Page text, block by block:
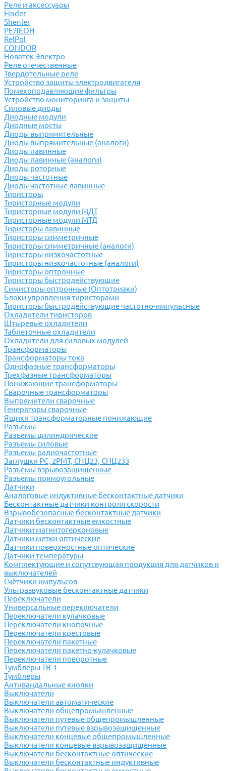
Реле и аксессуары
Finder
Shenler
РЕЛЕОН
RelPol
CONDOR
Новатек Электро
Реле отечественные
Твердотельные реле
Устройство защиты электродвигателя
Помехоподавляющие фильтры
Устройство мониторинга и защиты
Силовые диоды
Диодные модули
Диодные мосты
Диоды выпрямительные
Диоды выпрямительные (аналоги)
Диоды лавинные
Диоды лавинные (аналоги)
Диоды роторные
Диоды частотные
Диоды частотные лавинные
Тиристоры
Тиристорные модули
Тиристорные модули МДТ
Тиристорные модули МТД
Тиристоры лавинные
Тиристоры симметричные
Тиристоры симметричные (аналоги)
Тиристоры низкочастотные
Тиристоры низкочастотные (аналоги)
Тиристоры оптронные
Тиристоры быстродействующие
Симисторы оптронные (Оптотриаки)
Блоки управления тиристорами
Тиристоры быстродействующие частотно-импульсные
Охладители тиристоров
Штыревые охладители
Таблеточные охладители
Охладители для силовых модулей
Трансформаторы
Трансформаторы тока
Однофазные трансформаторы
Трехфазные трансформаторы
Понижающие трансформаторы
Сварочные трансформаторы
Выпрямители сварочные
Генераторы сварочные
Ящики трансформаторные понижающие
Разъемы
Разъемы цилиндрические
Разъемы силовые
Разъемы радиочастотные
Заглушки РС, 2РМТ, СНЦ23, СНЦ233
Разъемы взрывозащищенные
Разъемы прямоугольные
Датчики
Аналоговые индуктивные бесконтактные датчики
Бесконтактные датчики контроля скорости
Взрывобезопасные бесконтактные датчики
Датчики бесконтактные емкостные
Датчики магнитогерконовые
Датчики метки оптические
Датчики поверхностные оптические
Датчики температуры
Комплектующие и сопутсвующая продукция для датчиков и
выключателей
Счётчики импульсов
Ультразвуковые бесконтактные датчики
Переключатели
Универсальные переключатели
Переключатели кулачковые
Переключатели кнопочные
Переключатели крестовые
Переключатели пакетные
Переключатели пакетно-кулачковые
Переключатели поворотные
Тумблеры ТВ-1
Тумблеры
Антивандальные кнопки
Выключатели
Выключатели автоматические
Выключатели общепромышленные
Выключатели путевые общепромышленные
Выключатели путевые взрывозащищенные
Выключатели концевые общепромышленные
Выключатели концевые взрывозащищенные
Выключатели бесконтактные оптические
Выключатели бесконтактные индуктивные